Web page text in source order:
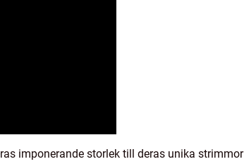
imponerande storlek till deras unika strimmor